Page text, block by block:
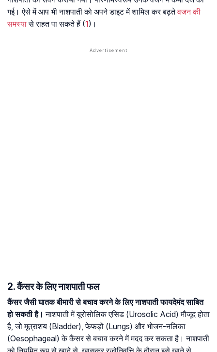
गई। ऐसे में आप भी नाशपाती को अपने डाइट में शामिल कर बढ़तेवजन की
समस्यासे राहत पा सकते हैं (1)।
2. कैंसर के लिए नाशपाती फल
कैंसर जैसी घातक बीमारी से बचाव करने के लिए नाशपाती फायदेमंद साबित
हो सकती है। नाशपाती में यूरोसोलिक एसिड (Urosolic Acid) मौजूद होता
है, जो मूत्राशय (Bladder), फेफड़ों (Lungs) और भोजन-नलिका
(Oesophageal) के कैंसर से बचाव करने में मदद कर सकता है। नाशपाती